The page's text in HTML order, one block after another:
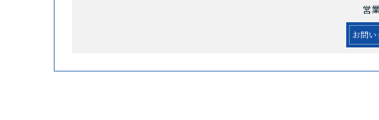
営
お問